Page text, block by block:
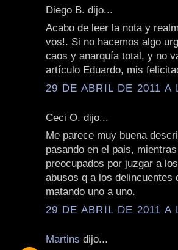
Diego B. dijo...
Acabo de leer la nota y
vos!. Si no hacemos algo
caos y anarquía total, y no
artículo Eduardo, mis
29 DE ABRIL DE 2011 A
Ceci O. dijo...
Me parece muy buena
pasando en el pais,
preocupados por juzgar a
abusos q a los delincuentes
matando uno a uno.
29 DE ABRIL DE 2011 A
Martins dijo...